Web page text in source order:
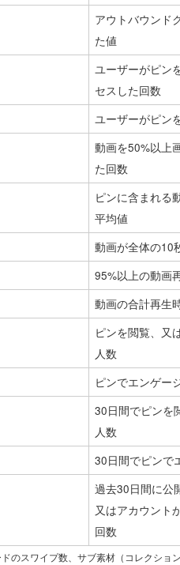
アウトバウンド
た値
ユーザーがピン
セスした回数
ユーザーがピン
動画を50%以上
た回数
ピンに含まれる
平均値
動画が全体の10
95%以上の動画
動画の合計再生
ピンを閲覧、又
人数
ピンでエンゲー
30日間でピンを
人数
30日間でピンで
過去30日間に公
又はアカウント
回数
のスワイプ数、サブ素材（コレクショ